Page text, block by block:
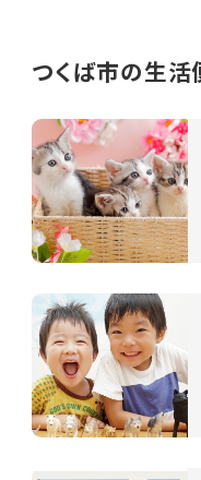
つくば市の生